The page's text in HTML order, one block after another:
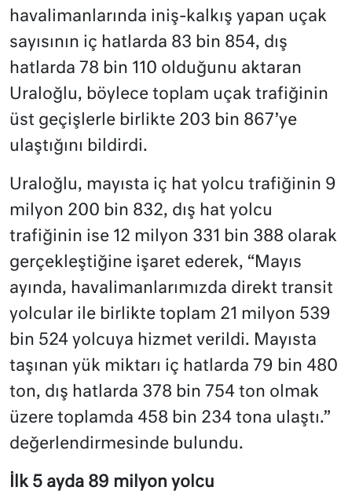
havalimanlarında iniş-kalkış yapan uçak
sayısının iç hatlarda 83 bin 854, dış
hatlarda 78 bin 110 olduğunu aktaran
Uraloğlu, böylece toplam uçak trafiğinin
üst geçişlerle birlikte 203 bin 867’ye
ulaştığını bildirdi.
Uraloğlu, mayısta iç hat yolcu trafiğinin 9
milyon 200 bin 832, dış hat yolcu
trafiğinin ise 12 milyon 331 bin 388 olarak
gerçekleştiğine işaret ederek, “Mayıs
ayında, havalimanlarımızda direkt transit
yolcular ile birlikte toplam 21 milyon 539
bin 524 yolcuya hizmet verildi. Mayısta
taşınan yük miktarı iç hatlarda 79 bin 480
ton, dış hatlarda 378 bin 754 ton olmak
üzere toplamda 458 bin 234 tona ulaştı.”
değerlendirmesinde bulundu.
İlk 5 ayda 89 milyon yolcu